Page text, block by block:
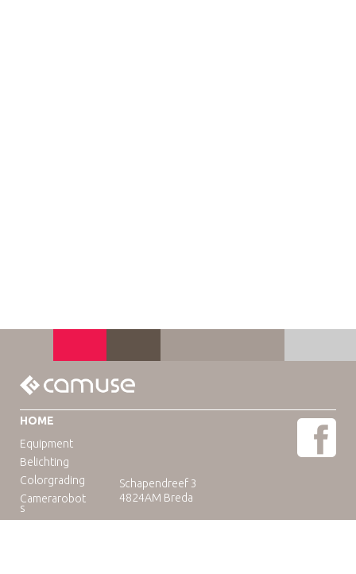
HOME
Equipment
Belichting
Colorgrading
Camerarobot
s
Schapendreef 3
4824AM Breda